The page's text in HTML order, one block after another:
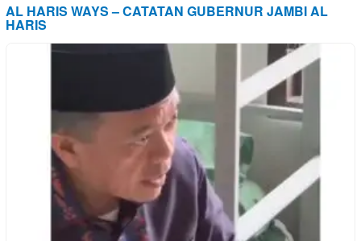
AL HARIS WAYS – CATATAN GUBERNUR JAMBI AL
HARIS